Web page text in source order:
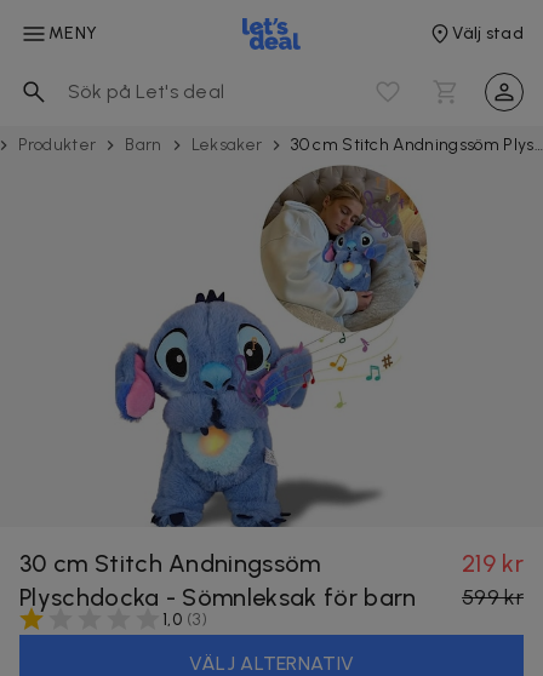
MENY Välj stad
Produkter Barn Leksaker 30 cm Stitch Andningssöm Plyschdocka - Sömnleksak för barn
30 cm Stitch Andningssöm
Plyschdocka - Sömnleksak för barn
219 kr
599 kr
1,0 (3)
VÄLJ ALTERNATIV